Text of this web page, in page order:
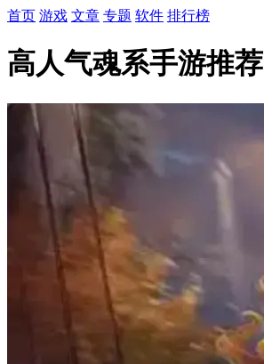
首页 游戏 文章 专题 软件 排行榜
高人气魂系手游推荐